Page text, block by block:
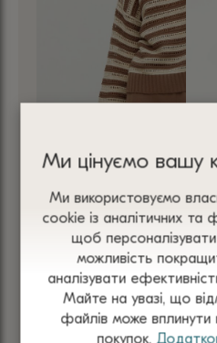
ДЖЕМПЕР ЖІНОЧИЙ
В’ЯЗАНИЙ СВІТШОТ У
СМУЖКУ З БАВОВНИ
КОРИЧНЕВО-
БЕЖЕВИЙ 3083
1 760₴
5005
1
Ми цінуємо вашу
Ми використовуємо
сооkіе із аналітичних та
щоб
можливість
аналізувати
Майте на увазі, що
файлів може вплинути
покупок.